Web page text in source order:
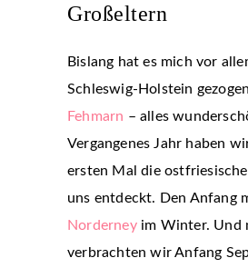
Großeltern
Bislang hat es mich vor
Schleswig-Holstein
Fehmarn – alles
Vergangenes Jahr haben
ersten Mal die
uns entdeckt. Den Anfang
Norderneyim Winter. Und
verbrachten wir Anfang